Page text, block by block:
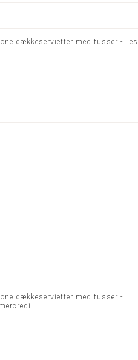
dækkeservietter med tusser - Les
dækkeservietter med tusser -